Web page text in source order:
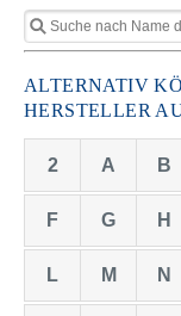
ALTERNATIV
HERSTELLER
2 A B
F G H
L M N